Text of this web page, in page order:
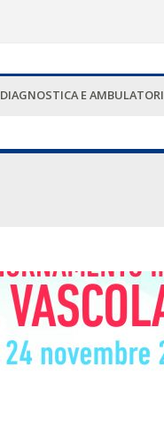
DIAGNOSTICA E AMBULATORI